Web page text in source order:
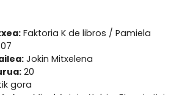
Faktoria K de libros / Pamiela
Jokin Mitxelena
20
gora